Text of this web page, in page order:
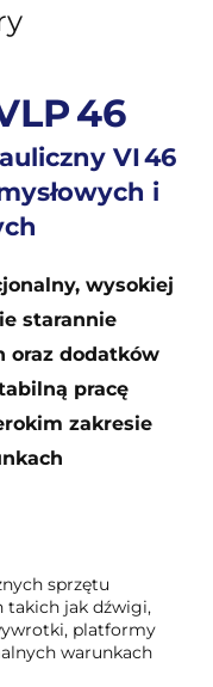
46
VI 46
i
wysokiej
starannie
oraz dodatków
pracę
zakresie
sprzętu
takich jak dźwigi,
platformy
warunkach